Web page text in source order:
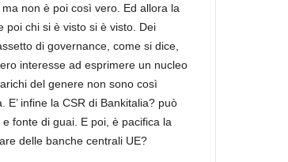
non è poi così vero. Ed allora la
poi chi si è visto si è visto. Dei
di governance, come si dice,
interesse ad esprimere un nucleo
del genere non sono così
infine la CSR di Bankitalia? può
fonte di guai. E poi, è pacifica la
delle banche centrali UE?